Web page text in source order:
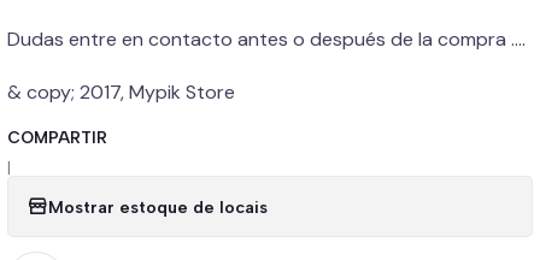
Dudas entre en contacto antes o después de la compra ....
& copy; 2017, Mypik Store
COMPARTIR
|
Mostrar estoque de locais